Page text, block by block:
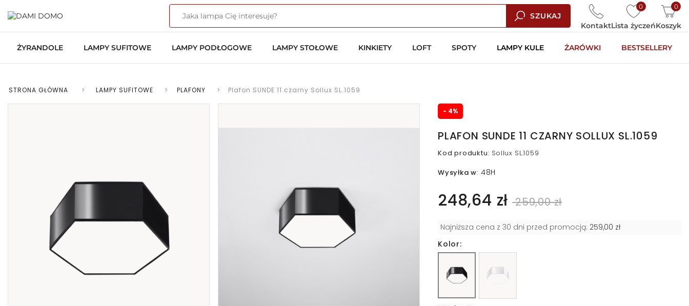
SZUKAJ
0
Lista życzeń
0
Koszyk
Kontakt
ŻYRANDOLE LAMPY SUFITOWE LAMPY PODŁOGOWE LAMPY STOŁOWE KINKIETY LOFT SPOTY LAMPY KULE ŻARÓWKI BESTSELLERY
STRONA GŁÓWNA > LAMPY SUFITOWE > PLAFONY > Plafon SUNDE 11 czarny Sollux SL.1059
- 4%
PLAFON SUNDE 11 CZARNY SOLLUX SL.1059
Kod produktu: Sollux SL.1059
Wysyłka w: 48H
248,64 zł 259,00 zł
Najniższa cena z 30 dni przed promocją: 259,00 zł
Kolor: